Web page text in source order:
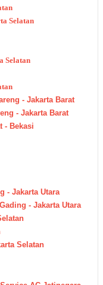
Selatan
Selatan
- Jakarta Barat
- Jakarta Barat
- Bekasi
- Jakarta Utara
- Jakarta Utara
Selatan